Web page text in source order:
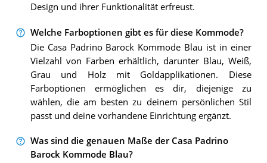
Design und ihrer Funktionalität erfreust.
Welche Farboptionen gibt es für diese Kommode?
Die Casa Padrino Barock Kommode Blau ist in einer
Vielzahl von Farben erhältlich, darunter Blau, Weiß,
Grau und Holz mit Goldapplikationen. Diese
Farboptionen ermöglichen es dir, diejenige zu
wählen, die am besten zu deinem persönlichen Stil
passt und deine vorhandene Einrichtung ergänzt.
Was sind die genauen Maße der Casa Padrino
Barock Kommode Blau?